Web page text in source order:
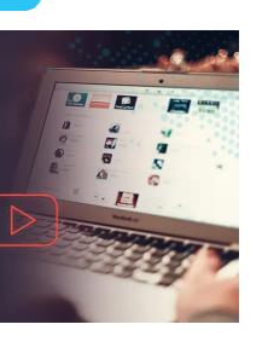
Fale
conosco